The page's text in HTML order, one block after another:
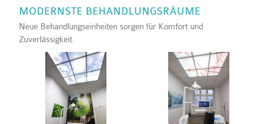
MODERNSTE BEHANDLUNGSRÄUME
Neue Behandlungseinheiten sorgen für Komfort und
Zuverlässigkeit.